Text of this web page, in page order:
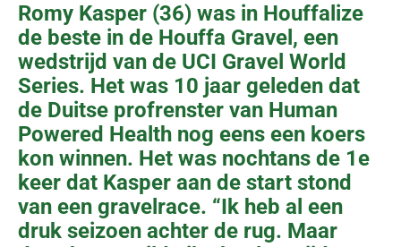
Romy Kasper (36) was in Houffalize
de beste in de Houffa Gravel, een
wedstrijd van de UCI Gravel World
Series. Het was 10 jaar geleden dat
de Duitse profrenster van Human
Powered Health nog eens een koers
kon winnen. Het was nochtans de 1e
keer dat Kasper aan de start stond
van een gravelrace. “Ik heb al een
druk seizoen achter de rug. Maar